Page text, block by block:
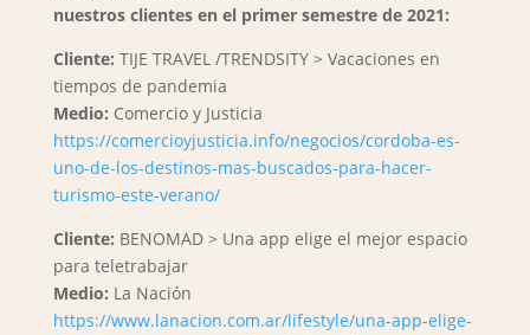
nuestros clientes en el primer semestre de 2021:
Cliente: TIJE TRAVEL /TRENDSITY > Vacaciones en
tiempos de pandemia
Medio: Comercio y Justicia
https://comercioyjusticia.info/negocios/cordoba-es-
uno-de-los-destinos-mas-buscados-para-hacer-
turismo-este-verano/
Cliente: BENOMAD > Una app elige el mejor espacio
para teletrabajar
Medio: La Nación
https://www.lanacion.com.ar/lifestyle/una-app-elige-